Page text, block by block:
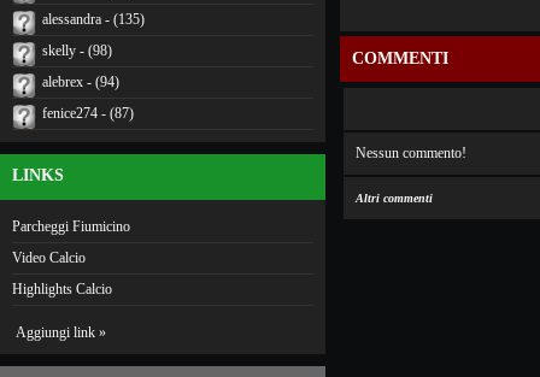
alessandra - (135)
skelly - (98)
alebrex - (94)
fenice274 - (87)
LINKS
Parcheggi Fiumicino
Video Calcio
Highlights Calcio
Aggiungi link »
COMMENTI
Nessun commento!
Altri commenti